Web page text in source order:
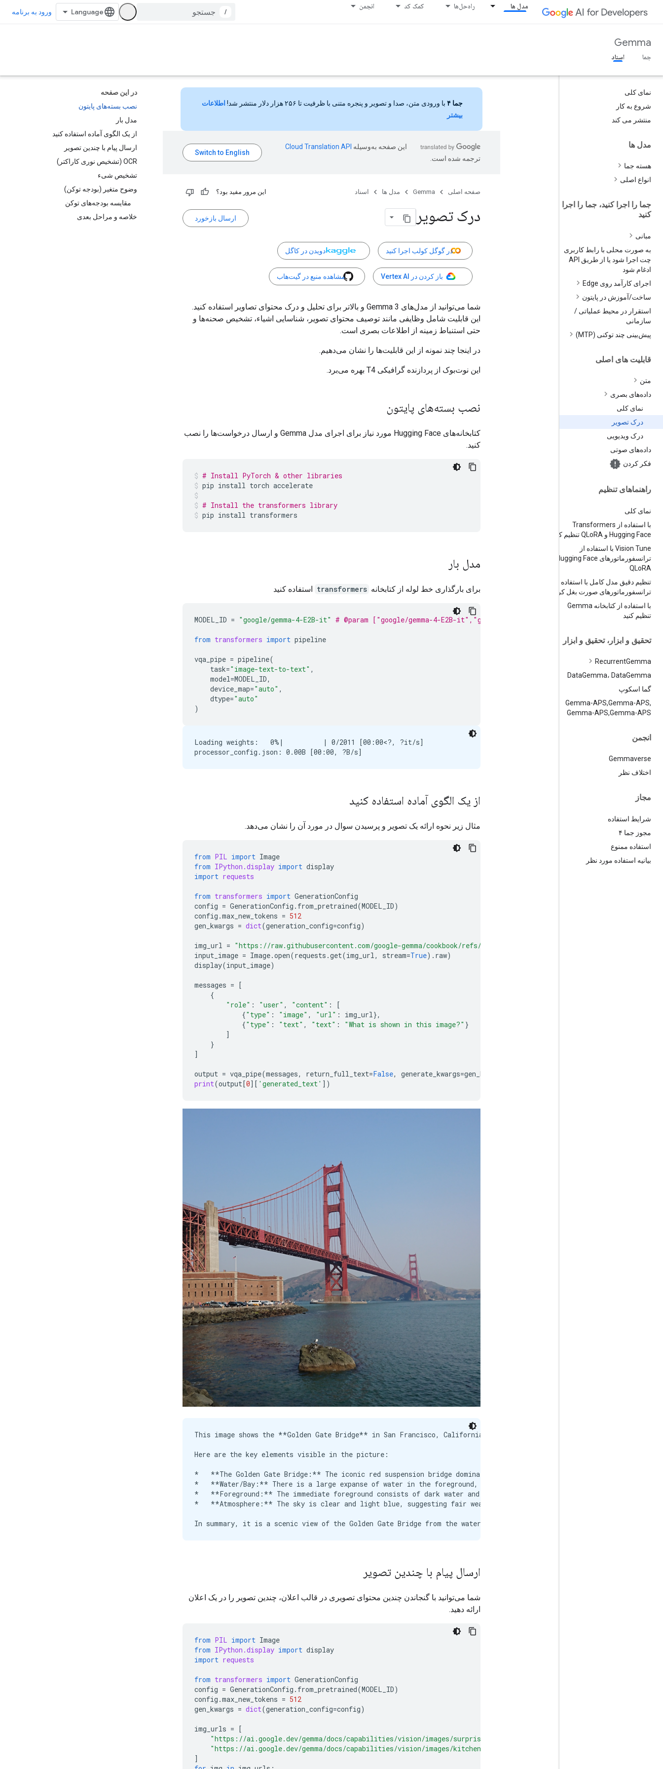
مدل ها راه‌حل‌ها کمک کد انجمن
/ ورود به برنامه
Gemma
جما اسناد
نمای کلی
شروع به کار
منتشر می کند
مدل ها
هسته جما
انواع اصلی
جما را اجرا کنید، جما را اجرا
کنید
مبانی
به صورت محلی با رابط کاربری
چت اجرا شود یا از طریق API
ادغام شود
اجرای کارآمد روی Edge
ساخت/آموزش در پایتون
استقرار در محیط عملیاتی /
سازمانی
پیش‌بینی چند توکنی (MTP)
قابلیت های اصلی
متن
داده‌های بصری
نمای کلی
درک تصویر
درک ویدیویی
داده‌های صوتی
فکر کردن
راهنماهای تنظیم
نمای کلی
با استفاده از Transformers
Hugging Face و QLo
RA تنظیم کنید
Vision Tune با استفاده از
QLoRA
تنظیم دقیق مدل کامل با استفاده از
ترانسفورماتورهای صورت بغل کردن
با استفاده از کتابخانه Gemma
تنظیم کنید
تحقیق و ابزار، تحقیق و ابزار
RecurrentGemma
DataGemma، DataGemma
گما اسکوپ
Gemma-APS,Gemma-APS,
Gemma-APS,Gemma-APS
انجمن
Gemmaverse
اختلاف نظر
مجاز
شرایط استفاده
مجوز جما ۴
استفاده ممنوع
بیانیه استفاده مورد نظر
در این صفحه
نصب بسته‌های پایتون
مدل بار
از یک الگوی آماده استفاده کنید
ارسال پیام با چندین تصویر
OCR (تشخیص نوری کاراکتر)
تشخیص شیء
وضوح متغیر (بودجه توکن)
مقایسه بودجه‌های توکن
خلاصه و مراحل بعدی
جما ۴ با ورودی متن، صدا و تصویر و پنجره متنی با ظرفیت تا ۲۵۶ هزار دلار منتشر شد!
اطلاعات
بیشتر
این صفحه به‌وسیله
ترجمه شده است.
صفحه اصلی Gemma مدل ها اسناد این مرور مفید بود؟
ارسال بازخورد درک تصویر
در گوگل کولب اجرا کنید دویدن در کاگل
باز کردن در Vertex AI مشاهده منبع در گیت‌هاب
شما می‌توانید از مدل‌های Gemma 3 و بالاتر برای تحلیل و درک محتوای تصاویر استفاده کنید.
این قابلیت شامل وظایفی مانند توصیف محتوای تصویر، شناسایی اشیاء، تشخیص صحنه‌ها و
حتی استنباط زمینه از اطلاعات بصری است.
در اینجا چند نمونه از این قابلیت‌ها را نشان می‌دهیم.
این نوت‌بوک از پردازنده گرافیکی T4 بهره می‌برد.
نصب بسته‌های پایتون
کتابخانه‌های Hugging Face مورد نیاز برای اجرای مدل Gemma و ارسال درخواست‌ها را نصب
کنید.
# Install PyTorch & other libraries
pip install torch accelerate
# Install the transformers library
pip install transformers
مدل بار
برای بارگذاری خط لوله از کتابخانه transformers استفاده کنید
MODEL_ID = "google/gemma-4-E2B-it" # @param ["google/gemma-4-E2B-it","google/gemma-4-E4B-it", "google/gemma-4-
from transformers import pipeline
vqa_pipe = pipeline(
task="image-text-to-text" ,
model=MODEL_ID,
device_map="auto" ,
dtype="auto"
)
Loading weights:   0%|          | 0/2011 [00:00<?, ?it/s]
از یک الگوی آماده استفاده کنید
مثال زیر نحوه ارائه یک تصویر و پرسیدن سوال در مورد آن را نشان می‌دهد.
from PIL import Image
from IPython.display import display
import requests
from transformers import GenerationConfig
config = GenerationConfig . from_pretrained(MODEL_ID)
config .max_new_tokens = 512
gen_kwargs = dict(generation_config=config)
img_url = "https://raw.githubusercontent.com/google-gemma/cookbook/refs/heads/main/apps/sample-data/GoldenGate.png"
input_image = Image.open(requests .get(img_url, stream=True) . raw)
display(input_image)
messages = [
{
"role" : "user" , "content" :
[
{"type" : "image" , "url" : img_url},
{"type" : "text" , "text" : "What is shown in this image?" }
]
}
]
output = vqa_pipe(messages, return_full_text=False, generate_kwargs=gen_kwargs
print(output[0][ 'generated_text' ])
This image shows the **Golden Gate Bridge** in San Francisco, California, spanning a body of water.
Here are the key elements visible in the picture:
*   **The Golden Gate Bridge:** The iconic red suspension bridge dominates the background.
*   **Water/Bay:** There is a large expanse of water in the foreground, likely the San Francisco Bay or the Pacific
*   **Foreground:** The immediate foreground consists of dark water and a rocky outcrop or small island with a bird
*   **Atmosphere:** The sky is clear and light blue, suggesting fair weather.
ارسال پیام با چندین تصویر
شما می‌توانید با گنجاندن چندین محتوای تصویری در قالب اعلان، چندین تصویر را در یک اعلان
ارائه دهید.
from PIL import Image
from IPython.display import display
import requests
from transformers import GenerationConfig
config = GenerationConfig . from_pretrained(MODEL_ID)
config .max_new_tokens = 512
gen_kwargs = dict(generation_config=config)
img_urls = [
"https://ai.google.dev/gemma/docs/capabilities/vision/images/surprise.png"
"https://ai.google.dev/gemma/docs/capabilities/vision/images/kitchen.jpg"
]